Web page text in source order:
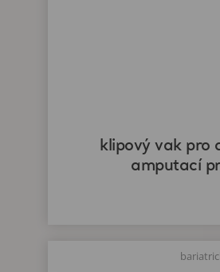
klipový vak pro
amputací